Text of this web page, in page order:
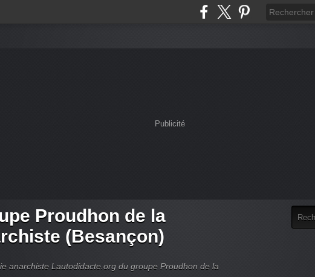
Publicité
Proudhon de la
(Besançon)
anarchiste Lautodidacte.org du groupe Proudhon de la